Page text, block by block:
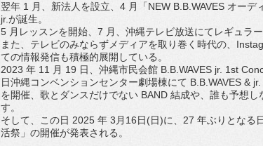
翌年 1 月、新法人を設立、4 月「NEW B.B.WAVES オー
jr.が誕生。
5 月レッスンを開始、7 月、沖縄テレビ放送にてレギュラ
また、テレビのみならずメディアを取り巻く時代の、
ての情報発信も積極的展開している。
2023 年 11 月 19 日、沖縄市民会館 B.B.WAVES jr. 1st
日沖縄コンベンションセンター劇場棟にて B.B.WAVES &
を開催、歌とダンスだけでない BAND 結成や、 誰も予想し
す。
そして、この日 2025 年 3月16日(日)に、27 年ぶりとなる
活祭」の開催が発表される。